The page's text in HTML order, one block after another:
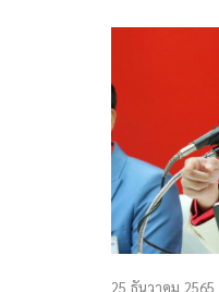
มีรัฐมนตรีดอ
25 ธันวาคม 2565